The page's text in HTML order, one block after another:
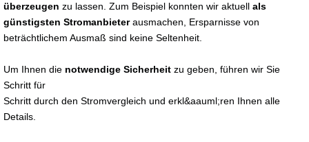
überzeugen zu lassen. Zum Beispiel konnten wir aktuell als
günstigsten Stromanbieterausmachen, Ersparnisse von
beträchtlichem Ausmaß sind keine Seltenheit.
Um Ihnen die notwendige Sicherheit zu geben, führen wir Sie
Schritt für
Schritt durch den Stromvergleich und erkl&aauml;ren Ihnen alle
Details.